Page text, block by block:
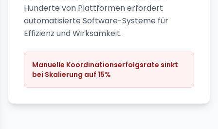
Hunderte von Plattformen erfordert
automatisierte Software-Systeme für
Effizienz und Wirksamkeit.
Manuelle Koordinationserfolgsrate sinkt
bei Skalierung auf 15%